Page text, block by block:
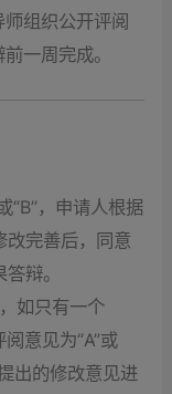
组织公开评阅
一周完成。
“B”，申请人根据
改完善后，同意
辩。
如只有一个
意见为“A”或
出的修改意见进